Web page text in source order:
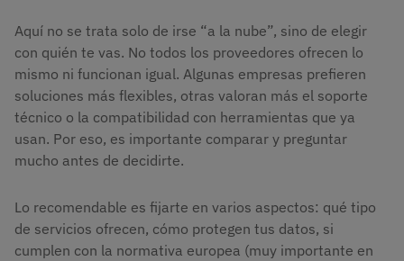
Aquí no se trata solo de irse “a la nube”, sino de elegir
con quién te vas. No todos los proveedores ofrecen lo
mismo ni funcionan igual. Algunas empresas prefieren
soluciones más flexibles, otras valoran más el soporte
técnico o la compatibilidad con herramientas que ya
usan. Por eso, es importante comparar y preguntar
mucho antes de decidirte.
Lo recomendable es fijarte en varios aspectos: qué tipo
de servicios ofrecen, cómo protegen tus datos, si
cumplen con la normativa europea (muy importante en